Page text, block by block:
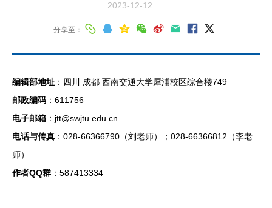
2023-12-12
分享至：
编辑部地址 ：四川 成都 西南交通大学犀浦校区综合楼749
邮政编码 ：611756
电子邮箱 ：jtt@swjtu.edu.cn
电话与传真 ：028-66366790（刘老师）；028-66366812（李老
师）
作者QQ群 ：587413334